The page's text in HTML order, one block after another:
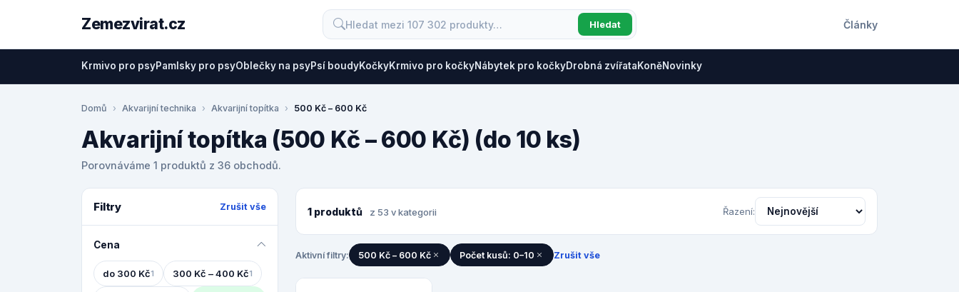
Zemezvirat.cz Hledat Články
Krmivo pro psyPamlsky pro psyOblečky na psyPsí boudyKočkyKrmivo pro kočkyNábytek pro kočkyDrobná zvířataKoněNovinky
Domů Akvarijní technika Akvarijní topítka 500 Kč – 600 Kč
Akvarijní topítka (500 Kč – 600 Kč) (do 10 ks)
Porovnáváme 1 produktů z 36 obchodů.
Filtry Zrušit vše
Cena
do 300 Kč1 300 Kč – 400 Kč1
1 produktů z 53 v kategorii Řazení:
Aktivní filtry: 500 Kč – 600 Kč Počet kusů: 0–10 Zrušit vše